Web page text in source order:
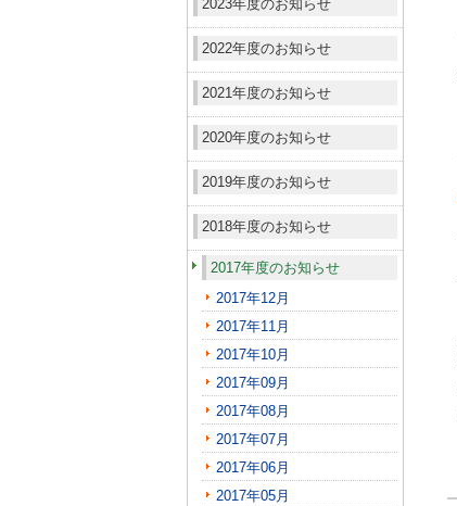
2023年度のお知らせ
2022年度のお知らせ
2021年度のお知らせ
2020年度のお知らせ
2019年度のお知らせ
2018年度のお知らせ
2017年度のお知らせ
2017年12月
2017年11月
2017年10月
2017年09月
2017年08月
2017年07月
2017年06月
2017年05月